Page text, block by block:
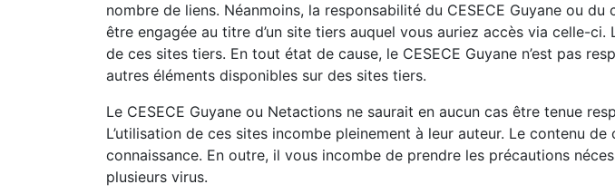
nombre de liens. Néanmoins, la responsabilité du CESECE Guyane ou
être engagée au titre d’un site tiers auquel vous auriez accès via celle-
de ces sites tiers. En tout état de cause, le CESECE Guyane n’est pas
autres éléments disponibles sur des sites tiers.
Le CESECE Guyane ou Netactions ne saurait en aucun cas être tenue
L’utilisation de ces sites incombe pleinement à leur auteur. Le contenu
connaissance. En outre, il vous incombe de prendre les précautions
plusieurs virus.